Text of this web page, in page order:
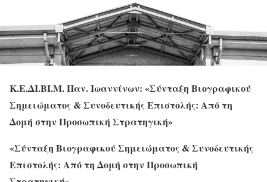
Κ.Ε.ΔΙ.ΒΙ.Μ. Παν. Ιωαννίνων: «Σύνταξη Βιογραφικού
Σημειώματος & Συνοδευτικής Επιστολής: Από τη
Δομή στην Προσωπική Στρατηγική»
«Σύνταξη Βιογραφικού Σημειώματος & Συνοδευτικής
Επιστολής: Από τη Δομή στην Προσωπική